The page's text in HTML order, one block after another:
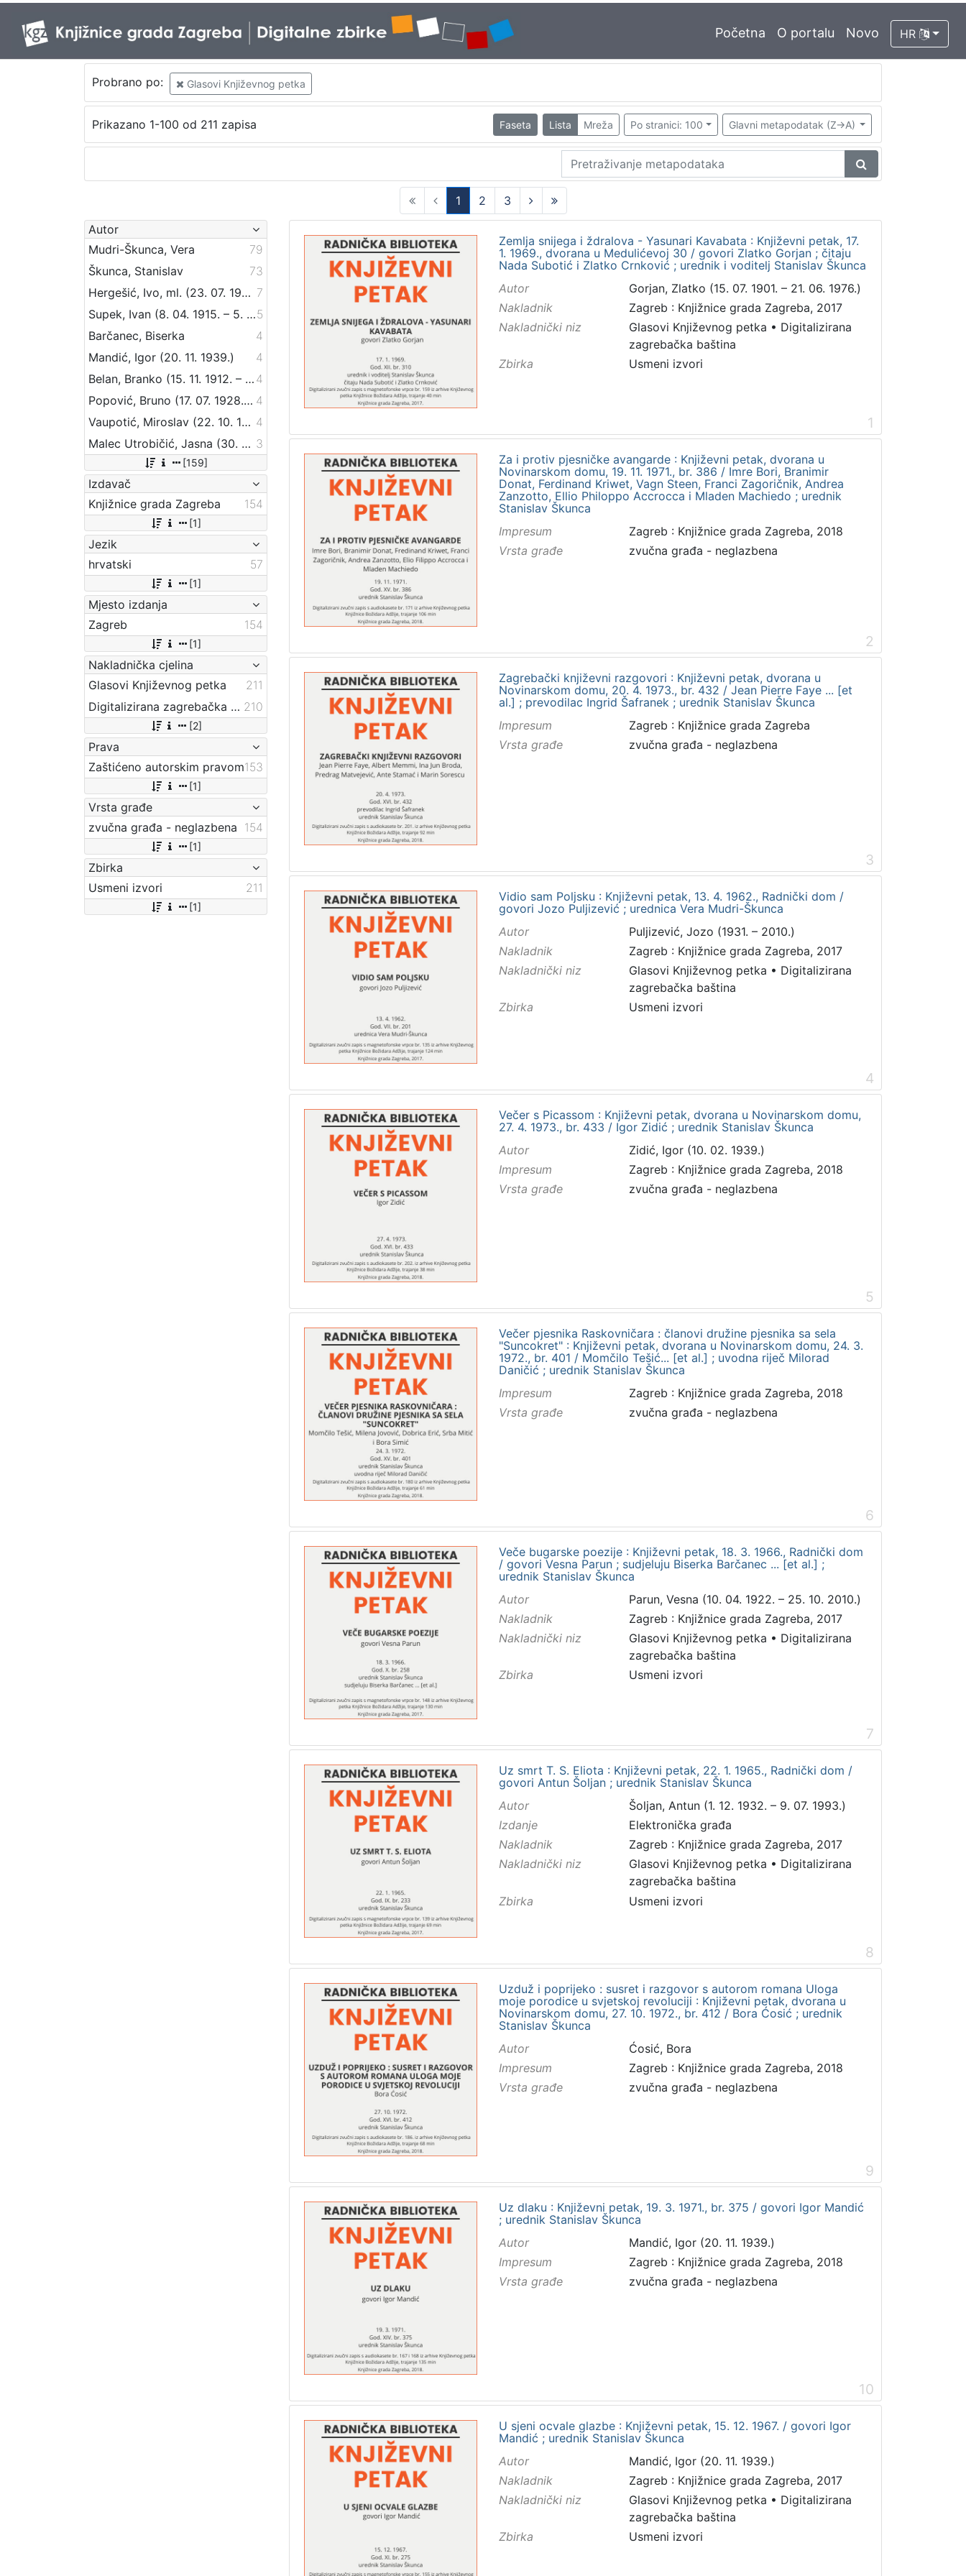
Početna O portalu Novo HR
Probrano po: Glasovi Književnog petka
Prikazano 1-100 od 211 zapisa Faseta Lista Mreža Po stranici: 100 Glavni metapodatak (Z->A)
1
(current)
2
3
Autor
Mudri-Škunca, Vera
79
Škunca, Stanislav
73
Hergešić, Ivo, ml. (23. 07. 1904. – 29. 12. 1977.) 7
Supek, Ivan (8. 04. 1915. – 5. 03. 2007.)5
Barčanec, Biserka
4
Mandić, Igor (20. 11. 1939.)
4
Belan, Branko (15. 11. 1912. – 29. 04. 1986.) 4
Popović, Bruno (17. 07. 1928. – 28. 03. 2012.) 4
Vaupotić, Miroslav (22. 10. 1925. – 12. 06. 1981.) 4
Malec Utrobičić, Jasna (30. 09. 1944.) 3
[159]
Izdavač
Knjižnice grada Zagreba
154
[1]
Jezik
hrvatski
57
[1]
Mjesto izdanja
Zagreb
154
[1]
Nakladnička cjelina
Glasovi Književnog petka
211
Digitalizirana zagrebačka baština 210
[2]
Prava
Zaštićeno autorskim pravom153
[1]
Vrsta građe
zvučna građa - neglazbena 154
[1]
Zbirka
Usmeni izvori
211
[1]
Zemlja snijega i ždralova - Yasunari Kavabata : Književni petak, 17.
1. 1969., dvorana u Medulićevoj 30 / govori Zlatko Gorjan ; čitaju
Nada Subotić i Zlatko Crnković ; urednik i voditelj Stanislav Škunca
Autor
Gorjan, Zlatko (15. 07. 1901. – 21. 06. 1976.)
Nakladnik
Zagreb : Knjižnice grada Zagreba, 2017
Nakladnički niz
Glasovi Književnog petka • Digitalizirana
zagrebačka baština
Zbirka
Usmeni izvori
1
Za i protiv pjesničke avangarde : Književni petak, dvorana u
Novinarskom domu, 19. 11. 1971., br. 386 / Imre Bori, Branimir
Donat, Ferdinand Kriwet, Vagn Steen, Franci Zagoričnik, Andrea
Zanzotto, Ellio Philoppo Accrocca i Mladen Machiedo ; urednik
Stanislav Škunca
Impresum
Zagreb : Knjižnice grada Zagreba, 2018
Vrsta građe
zvučna građa - neglazbena
2
Zagrebački književni razgovori : Književni petak, dvorana u
Novinarskom domu, 20. 4. 1973., br. 432 / Jean Pierre Faye ... [et
al.] ; prevodilac Ingrid Šafranek ; urednik Stanislav Škunca
Impresum
Zagreb : Knjižnice grada Zagreba
Vrsta građe
zvučna građa - neglazbena
3
Vidio sam Poljsku : Književni petak, 13. 4. 1962., Radnički dom /
govori Jozo Puljizević ; urednica Vera Mudri-Škunca
Autor
Puljizević, Jozo (1931. – 2010.)
Nakladnik
Zagreb : Knjižnice grada Zagreba, 2017
Nakladnički niz
Glasovi Književnog petka • Digitalizirana
zagrebačka baština
Zbirka
Usmeni izvori
4
Večer s Picassom : Književni petak, dvorana u Novinarskom domu,
27. 4. 1973., br. 433 / Igor Zidić ; urednik Stanislav Škunca
Autor
Zidić, Igor (10. 02. 1939.)
Impresum
Zagreb : Knjižnice grada Zagreba, 2018
Vrsta građe
zvučna građa - neglazbena
5
Večer pjesnika Raskovničara : članovi družine pjesnika sa sela
"Suncokret" : Književni petak, dvorana u Novinarskom domu, 24. 3.
1972., br. 401 / Momčilo Tešić... [et al.] ; uvodna riječ Milorad
Daničić ; urednik Stanislav Škunca
Impresum
Zagreb : Knjižnice grada Zagreba, 2018
Vrsta građe
zvučna građa - neglazbena
6
Veče bugarske poezije : Književni petak, 18. 3. 1966., Radnički dom
/ govori Vesna Parun ; sudjeluju Biserka Barčanec ... [et al.] ;
urednik Stanislav Škunca
Autor
Parun, Vesna (10. 04. 1922. – 25. 10. 2010.)
Nakladnik
Zagreb : Knjižnice grada Zagreba, 2017
Nakladnički niz
Glasovi Književnog petka • Digitalizirana
zagrebačka baština
Zbirka
Usmeni izvori
7
Uz smrt T. S. Eliota : Književni petak, 22. 1. 1965., Radnički dom /
govori Antun Šoljan ; urednik Stanislav Škunca
Autor
Šoljan, Antun (1. 12. 1932. – 9. 07. 1993.)
Izdanje
Elektronička građa
Nakladnik
Zagreb : Knjižnice grada Zagreba, 2017
Nakladnički niz
Glasovi Književnog petka • Digitalizirana
zagrebačka baština
Zbirka
Usmeni izvori
8
Uzduž i poprijeko : susret i razgovor s autorom romana Uloga
moje porodice u svjetskoj revoluciji : Književni petak, dvorana u
Novinarskom domu, 27. 10. 1972., br. 412 / Bora Ćosić ; urednik
Stanislav Škunca
Autor
Ćosić, Bora
Impresum
Zagreb : Knjižnice grada Zagreba, 2018
Vrsta građe
zvučna građa - neglazbena
9
Uz dlaku : Književni petak, 19. 3. 1971., br. 375 / govori Igor Mandić
; urednik Stanislav Škunca
Autor
Mandić, Igor (20. 11. 1939.)
Impresum
Zagreb : Knjižnice grada Zagreba, 2018
Vrsta građe
zvučna građa - neglazbena
10
U sjeni ocvale glazbe : Književni petak, 15. 12. 1967. / govori Igor
Mandić ; urednik Stanislav Škunca
Autor
Mandić, Igor (20. 11. 1939.)
Nakladnik
Zagreb : Knjižnice grada Zagreba, 2017
Nakladnički niz
Glasovi Književnog petka • Digitalizirana
zagrebačka baština
Zbirka
Usmeni izvori